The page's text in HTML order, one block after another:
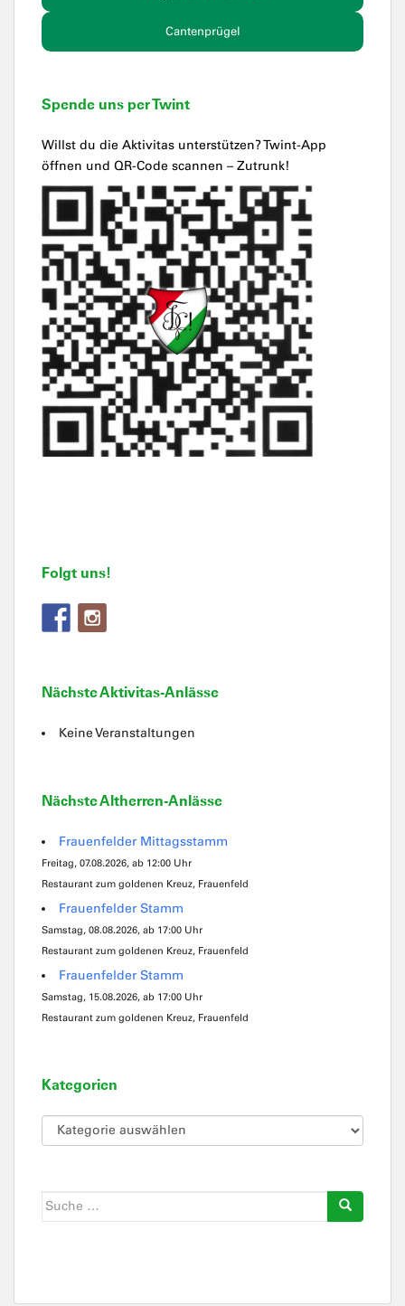
Cantenprügel
Spende uns per Twint
Willst du die Aktivitas unterstützen? Twint-App
öffnen und QR-Code scannen – Zutrunk!
Folgt uns!
Nächste Aktivitas-Anlässe
Keine Veranstaltungen
Nächste Altherren-Anlässe
Frauenfelder Mittagsstamm
Freitag, 07.08.2026, ab 12:00 Uhr
Restaurant zum goldenen Kreuz, Frauenfeld
Frauenfelder Stamm
Samstag, 08.08.2026, ab 17:00 Uhr
Restaurant zum goldenen Kreuz, Frauenfeld
Frauenfelder Stamm
Samstag, 15.08.2026, ab 17:00 Uhr
Restaurant zum goldenen Kreuz, Frauenfeld
Kategorien
Kategorien
Suche